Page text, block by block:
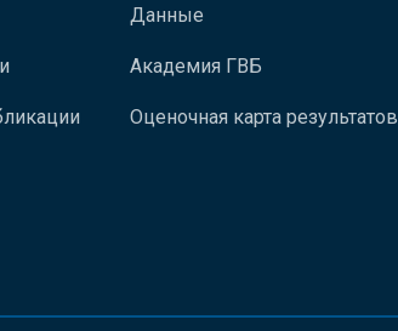
Данные
Академия ГВБ
Оценочная карта результатов